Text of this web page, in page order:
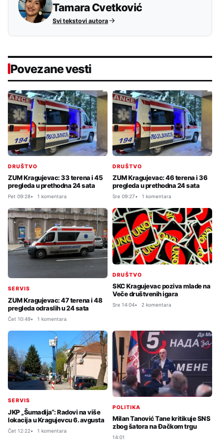
Tamara Cvetković
Svi tekstovi autora
Povezane vesti
DRUŠTVO
ZUM Kragujevac: 33 terena i 45
pregleda u prethodna 24 sata
Pet 09:28 1 komentara
DRUŠTVO
ZUM Kragujevac: 46 terena i 36
pregleda u prethodna 24 sata
Sre 09:27 1 komentara
SERVIS
ZUM Kragujevac: 47 terena i 48
pregleda odraslih u 24 sata
Čet 10:49 1 komentara
DRUŠTVO
SKC Kragujevac poziva mlade na
Veče društvenih igara
Sre 14:04 2 komentara
SERVIS
JKP „Šumadija“: Radovi na više
lokacija u Kragujevcu 6. avgusta
Čet 12:22 1 komentara
POLITIKA
Milan Tanović Tane kritikuje SNS
zbog šatora na Đačkom trgu
14:01